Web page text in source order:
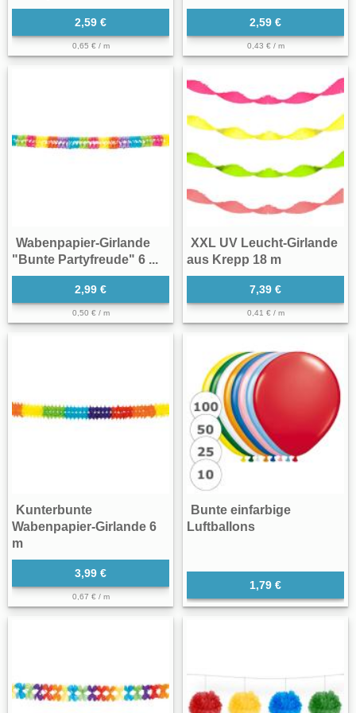
2,59 €
0,65 € / m
2,59 €
0,43 € / m
Wabenpapier-Girlande
"Bunte Partyfreude" 6 ...
2,99 €
0,50 € / m
XXL UV Leucht-Girlande
aus Krepp 18 m
7,39 €
0,41 € / m
Kunterbunte
Wabenpapier-Girlande 6
m
3,99 €
0,67 € / m
Bunte einfarbige
Luftballons
1,79 €